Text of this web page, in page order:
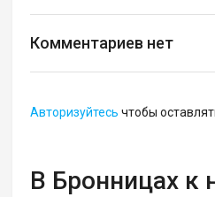
Комментариев нет
Авторизуйтесь чтобы
В Бронницах к